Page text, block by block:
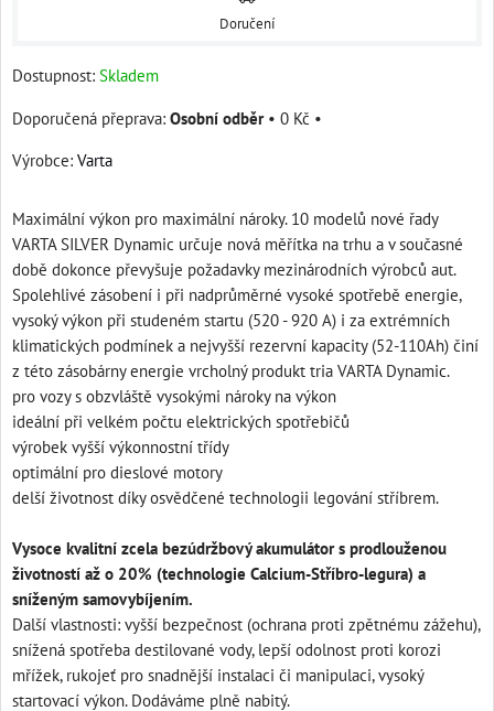
Doručení
Dostupnost: Skladem
Osobní odběr • 0 Kč •
Výrobce: Varta
Maximální výkon pro maximální nároky. 10 modelů nové řady
VARTA SILVER Dynamic určuje nová měřítka na trhu a v současné
době dokonce převyšuje požadavky mezinárodních výrobců aut.
Spolehlivé zásobení i při nadprůměrné vysoké spotřebě energie,
vysoký výkon při studeném startu (520 - 920 A) i za extrémních
klimatických podmínek a nejvyšší rezervní kapacity (52-110Ah) činí
z této zásobárny energie vrcholný produkt tria VARTA Dynamic.
pro vozy s obzvláště vysokými nároky na výkon
ideální při velkém počtu elektrických spotřebičů
výrobek vyšší výkonnostní třídy
optimální pro dieslové motory
delší životnost díky osvědčené technologii legování stříbrem.
Vysoce kvalitní zcela bezúdržbový akumulátor s prodlouženou
životností až o 20% (technologie Calcium-Stříbro-legura) a
sníženým samovybíjením.
Další vlastnosti: vyšší bezpečnost (ochrana proti zpětnému zážehu),
snížená spotřeba destilované vody, lepší odolnost proti korozi
mřížek, rukojeť pro snadnější instalaci či manipulaci, vysoký
startovací výkon. Dodáváme plně nabitý.